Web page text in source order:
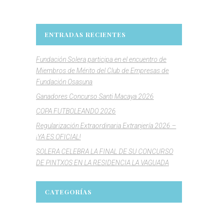
ENTRADAS RECIENTES
Fundación Solera participa en el encuentro de
Miembros de Mérito del Club de Empresas de
Fundación Osasuna
Ganadores Concurso Santi Macaya 2026
COPA FUTBOLEANDO 2026
Regularización Extraordinaria Extranjería 2026 –
¡YA ES OFICIAL!
SOLERA CELEBRA LA FINAL DE SU CONCURSO
DE PINTXOS EN LA RESIDENCIA LA VAGUADA
CATEGORÍAS